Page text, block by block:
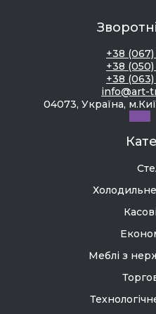
+38
+38
+38
info@art-
04073, Україна,
Меблі з